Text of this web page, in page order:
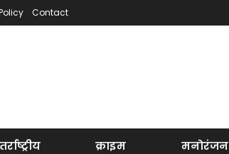
Contact
क्राइम मनोरंजन